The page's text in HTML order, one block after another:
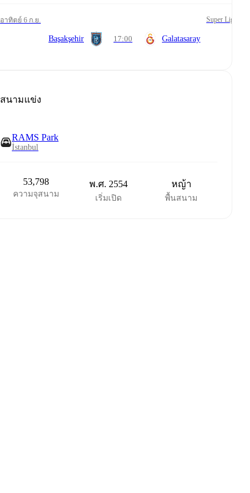
อาทิตย์ 6 ก.ย. Super Lig
Başakşehir 17:00 Galatasaray
สนามแข่ง
RAMS Park
İstanbul
53,798
ความจุสนาม
พ.ศ. 2554
เริ่มเปิด
หญ้า
พื้นสนาม